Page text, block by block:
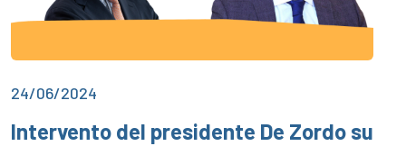
24/06/2024
Intervento del presidente De Zordo su